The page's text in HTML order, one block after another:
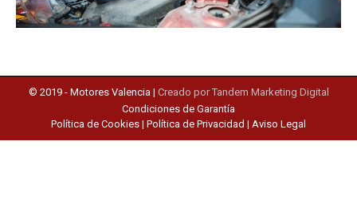
© 2019 - Motores Valencia | Creado por Tandem Marketing Digital
Condiciones de Garantía
Política de Cookies | Política de Privacidad | Aviso Legal